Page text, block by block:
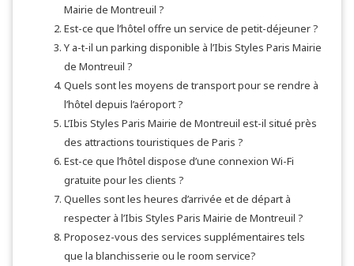
Mairie de Montreuil ?
Est-ce que l’hôtel offre un service de petit-déjeuner ?
Y a-t-il un parking disponible à l’Ibis Styles Paris Mairie
de Montreuil ?
Quels sont les moyens de transport pour se rendre à
l’hôtel depuis l’aéroport ?
L’Ibis Styles Paris Mairie de Montreuil est-il situé près
des attractions touristiques de Paris ?
Est-ce que l’hôtel dispose d’une connexion Wi-Fi
gratuite pour les clients ?
Quelles sont les heures d’arrivée et de départ à
respecter à l’Ibis Styles Paris Mairie de Montreuil ?
Proposez-vous des services supplémentaires tels
que la blanchisserie ou le room service?